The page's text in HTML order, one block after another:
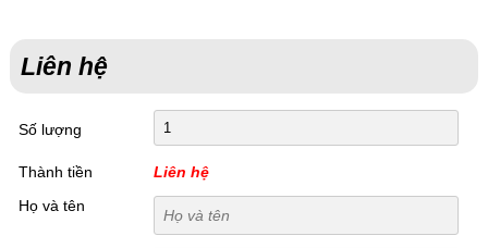
Liên hệ
Số lượng
Thành tiền
Liên hệ
Họ và tên